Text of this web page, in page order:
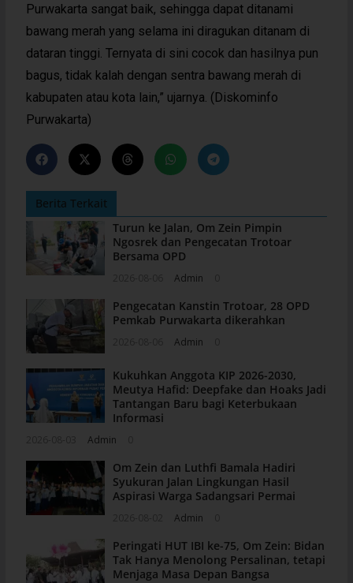
Purwakarta sangat baik, sehingga dapat ditanami
bawang merah yang selama ini diragukan ditanam di
dataran tinggi. Ternyata di sini cocok dan hasilnya pun
bagus, tidak kalah dengan sentra bawang merah di
kabupaten atau kota lain,” ujarnya. (Diskominfo
Purwakarta)
Berita Terkait
Turun ke Jalan, Om Zein Pimpin
Ngosrek dan Pengecatan Trotoar
Bersama OPD
Admin
Pengecatan Kanstin Trotoar, 28 OPD
Pemkab Purwakarta dikerahkan
Admin
Kukuhkan Anggota KIP 2026-2030,
Meutya Hafid: Deepfake dan Hoaks Jadi
Tantangan Baru bagi Keterbukaan
Informasi
Admin
Om Zein dan Luthfi Bamala Hadiri
Syukuran Jalan Lingkungan Hasil
Aspirasi Warga Sadangsari Permai
Admin
Peringati HUT IBI ke-75, Om Zein: Bidan
Tak Hanya Menolong Persalinan, tetapi
Menjaga Masa Depan Bangsa